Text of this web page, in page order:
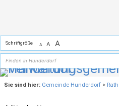
Schriftgröße A A A
Sie sind hier: Gemeinde Hunderdorf >